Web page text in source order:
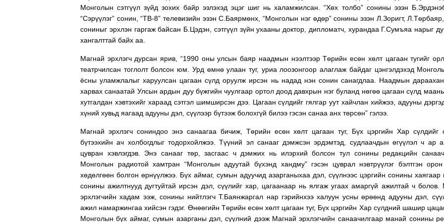
Монголын сэтгүүл зүйд зохих байр эзлэхэд эцэг шиг нь халамжилсан. “Хөх толбо” сонины эзэн
“Сэрүүлэг” сонин, “ТВ-8” телевизийн эзэн С.Баярмөнх, “Монголын нэг өдөр” сонины эзэн Л.Зоригт, Л.Төрбаяр,
сониныг эрхлэн гаргаж байсан Б.Цэдэн, сэтгүүл зүйн ухааны доктор, дипломатч, хурандаа Г.Сумъяа нарыг
хангалттай байх аа.
Магнай эрхлэгч дурсан ярив, “1990 оны улсын баяр наадмын нээлтээр Төрийн есөн хөлт цагаан тугийг
театрчилсан тоглолт болсон юм. Урд өмнө улаан туг, уриа лоозонгоор алаглаж байдаг цэнгэлдэхэд
ёсны уламжлалыг харуулсан цагаан сүлд оруулж ирсэн нь надад нэн сонин санагдлаа. Наадмын
харвах санаатай Улсын ардын дуу бүжгийн чуулгаар ортол доод давхрын нэг буланд нөгөө цагаан сүлд маань
хутгалдан хэвтэхийг хараад сэтгэл шимширсэн дээ. Цагаан сүлдийг гялгар уут хайчлан хийжээ, адууны
хүний хувьд яагаад адууны дэл, сүүлээр бүтээж болохгүй билээ гэсэн санаа анх төрсөн” гэлээ.
Магнай эрхлэгч сониндоо энэ санаагаа бичиж, Төрийн есөн хөлт цагаан туг, Бүх цэргийн Хар сүлдийг
бүтээхийн ач холбогдлыг тодорхойлжээ. Түүний эл санааг дэмжсэн эрдэмтэд, судлаачдын өгүүлэл ч ар
цувран хэвлэгдэв. Энэ санааг төр, засгаас ч дэмжих нь илэрхий болсон тул сонины редакцийн
Монголын радиотой хамтран “Монголын адуутай бүхэнд хандму” гэсэн цуврал нэвтрүүлэг бэлтгэн
хөдөлгөөн болгон өрнүүлжээ. Бүх аймаг, сумын адуучид азарганыхаа дэл, сүүлнээс цэргийн сонины хаягаар
сонины ажилтнууд дугтуйтай ирсэн дэл, сүүлийг хар, цагаанаар нь ялгаж угаах амаргүй ажилтай ч болов.
эрхлэгчийн хадам ээж, сонины нийтлэгч Т.Баянжаргал нар гэрийнхээ халуун усны өрөөнд адууны дэл,
ажил намаржингаа хийсэн гэдэг. Өнөөгийн Төрийн есөн хөлт цагаан туг, Бүх цэргийн Хар сүлдний шашир
Монголын бүх аймаг, сумын азарганы дэл, сүүлний дээж Магнай эрхлэгчийн санаачилгаар манай сонины